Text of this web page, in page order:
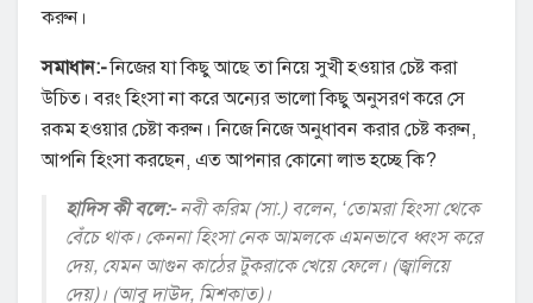
করুন।
সমাধান:-নিজের যা কিছু আছে তা নিয়ে সুখী হওয়ার চেষ্ট করা
উচিত। বরং হিংসা না করে অন্যের ভালো কিছু অনুসরণ করে সে
রকম হওয়ার চেষ্টা করুন। নিজে নিজে অনুধাবন করার চেষ্ট করুন,
আপনি হিংসা করছেন, এত আপনার কোনো লাভ হচ্ছে কি?
হাদিস কী বলে:-নবী করিম (সা.) বলেন, ‘তোমরা হিংসা থেকে
বেঁচে থাক। কেননা হিংসা নেক আমলকে এমনভাবে ধ্বংস করে
দেয়, যেমন আগুন কাঠের টুকরাকে খেয়ে ফেলে। (জ্বালিয়ে
দেয়)। (আবু দাউদ, মিশকাত)।